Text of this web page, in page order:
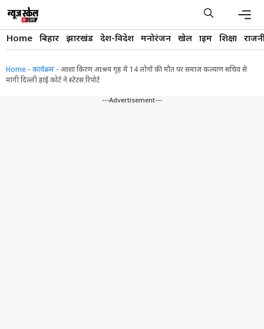
content
Home बिहार झारखंड देश-विदेश मनोरंजन खेल क्राइम शिक्षा
Home - कार्यक्रम - आशा किरण आश्रय गृह में 14 लोगों की मौत पर समाज कल्याण सचिव से
मांगी दिल्ली हाई कोर्ट ने स्टेटस रिपोर्ट
---Advertisement---